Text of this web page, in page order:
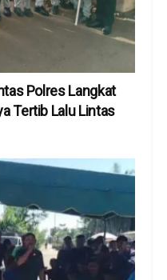
Polres Langkat
Tertib Lalu Lintas